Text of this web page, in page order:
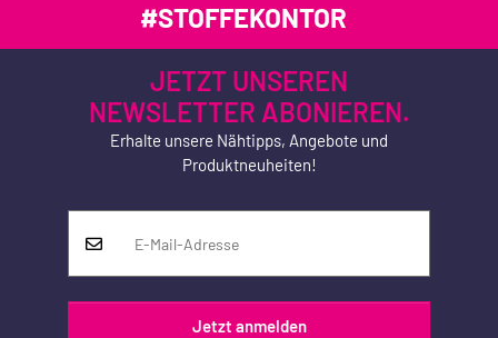
#STOFFEKONTOR
JETZT UNSEREN
NEWSLETTER ABONIEREN.
Erhalte unsere Nähtipps, Angebote und
Produktneuheiten!
Jetzt anmelden